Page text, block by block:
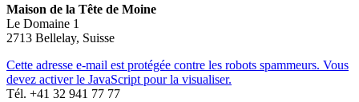
Maison de la Tête de Moine
Le Domaine 1
2713 Bellelay, Suisse
Cette adresse e-mail est protégée contre les robots spammeurs. Vous
devez activer le JavaScript pour la visualiser.
Tél. +41 32 941 77 77